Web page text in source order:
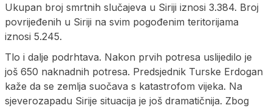
Ukupan broj smrtnih slučajeva u Siriji iznosi 3.384. Broj
povrijeđenih u Siriji na svim pogođenim teritorijama
iznosi 5.245.
Tlo i dalje podrhtava. Nakon prvih potresa uslijedilo je
još 650 naknadnih potresa. Predsjednik Turske Erdogan
kaže da se zemlja suočava s katastrofom vijeka. Na
sjeverozapadu Sirije situacija je još dramatičnija. Zbog